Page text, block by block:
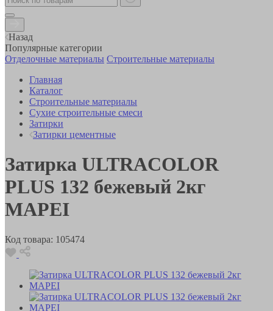
Назад
Популярные категории
Отделочные материалы Строительные материалы
Главная
Каталог
Строительные материалы
Сухие строительные смеси
Затирки
Затирки цементные
Затирка ULTRACOLOR
PLUS 132 бежевый 2кг
MAPEI
Код товара: 105474